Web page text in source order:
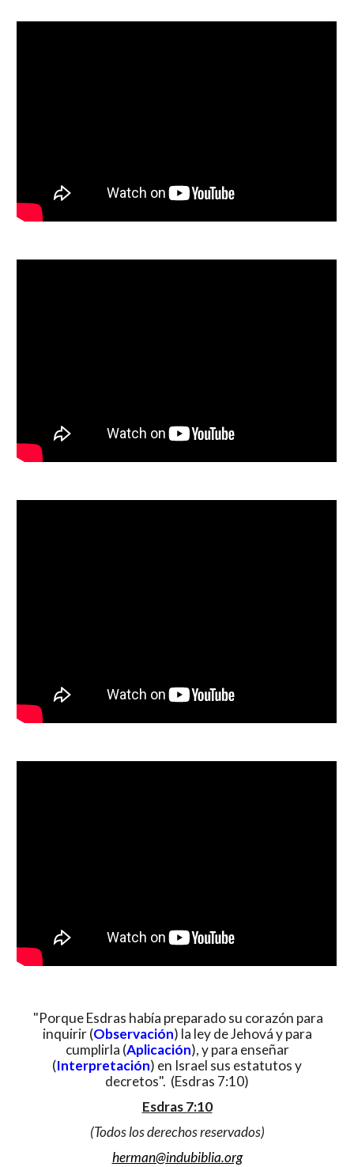
"Porque Esdras había preparado su corazón para
inquirir (Observación) la ley de Jehová y para
cumplirla (Aplicación), y para enseñar
(Interpretación) en Israel sus estatutos y
decretos". (Esdras 7:10)
Esdras 7:10
(Todos los derechos reservados)
herman@indubiblia.org